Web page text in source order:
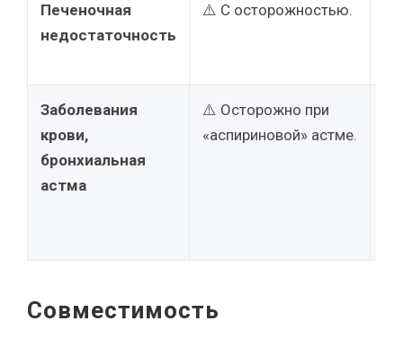
Печеночная
недостаточность
⚠️ С осторожностью.
Заболевания
крови,
бронхиальная
астма
⚠️ Осторожно при
«аспириновой» астме.
Совместимость